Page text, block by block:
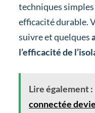
techniques
efficacité durable.
suivre et quelques
l’efficacité de
Lire également :
connectée